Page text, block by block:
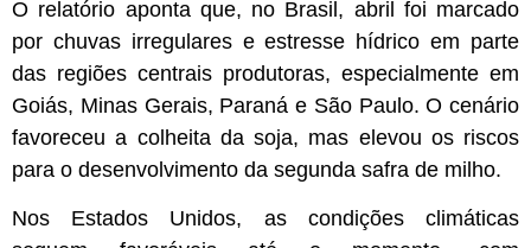
O relatório aponta que, no Brasil, abril foi marcado
por chuvas irregulares e estresse hídrico em parte
das regiões centrais produtoras, especialmente em
Goiás, Minas Gerais, Paraná e São Paulo. O cenário
favoreceu a colheita da soja, mas elevou os riscos
para o desenvolvimento da segunda safra de milho.
Nos Estados Unidos, as condições climáticas